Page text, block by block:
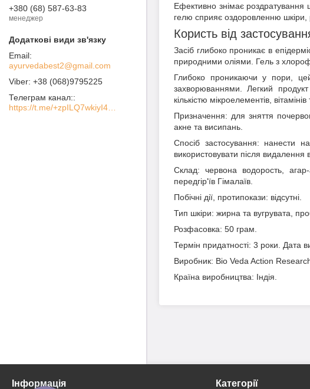
Ефективно знімає роздратування
гелю сприяє оздоровленню шкіри,
Користь від
Засіб глибоко проникає в
природними оліями. Гель з
Глибоко проникаючи у пори,
захворюваннями. Легкий
кількістю мікроелементів,
Призначення: для зняття
акне та висипань.
Спосіб застосування: нанести
використовувати після
Склад: червона водорость,
передгір'їв Гімалаїв.
Побічні дії, протипокази: відсутні.
Тип шкіри: жирна та вугрувата,
Розфасовка: 50 грам.
Термін придатності: 3 роки. Дата
Виробник: Bio Veda Action
Країна виробництва: Індія.
+380 (68) 587-63-83
менеджер
ayurvedabest2@gmail.com
+38 (068)9795225
Телеграм канал:
Інформація Категорії